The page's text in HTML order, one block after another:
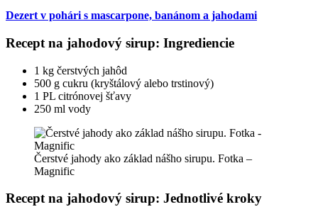
Dezert v pohári s mascarpone, banánom a jahodami
Recept na jahodový sirup: Ingrediencie
1 kg čerstvých jahôd
500 g cukru (kryštálový alebo trstinový)
1 PL citrónovej šťavy
250 ml vody
Čerstvé jahody ako základ nášho sirupu. Fotka –
Magnific
Recept na jahodový sirup: Jednotlivé kroky